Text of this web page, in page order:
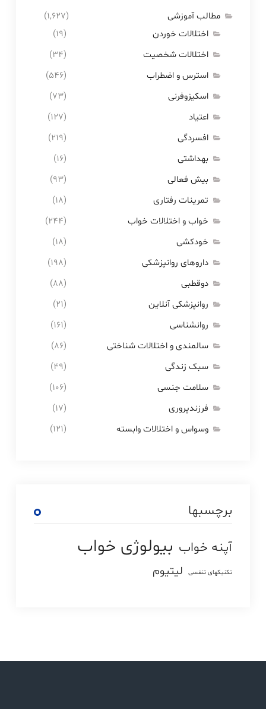
مطالب آموزشی
(۱,۶۲۷)
اختلالات خوردن
(۱۹)
اختلالات شخصیت
(۳۴)
استرس و اضطراب
(۵۴۶)
اسکیزوفرنی
(۷۳)
اعتیاد
(۱۲۷)
افسردگی
(۲۱۹)
بهداشتی
(۱۶)
بیش فعالی
(۹۳)
تمرینات رفتاری
(۱۸)
خواب و اختلالات خواب
(۲۴۴)
خودکشی
(۱۸)
داروهای روانپزشکی
(۱۹۸)
دوقطبی
(۸۸)
روانپزشکی آنلاین
(۲۱)
روانشناسی
(۱۶۱)
سالمندی و اختلالات شناختی
(۸۶)
سبک زندگی
(۴۹)
سلامت جنسی
(۱۰۶)
فرزندپروری
(۱۷)
وسواس و اختلالات وابسته
(۱۲۱)
برچسبها
آپنه خواب بیولوژی خواب
تکنیکهای تنفسی لیتیوم